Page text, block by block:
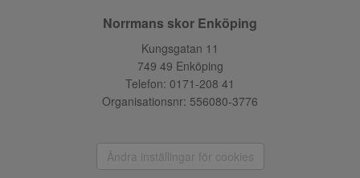
Norrmans skor Enköping
Kungsgatan 11
749 49 Enköping
Telefon: 0171-208 41
Organisationsnr: 556080-3776
Ändra inställingar för cookies